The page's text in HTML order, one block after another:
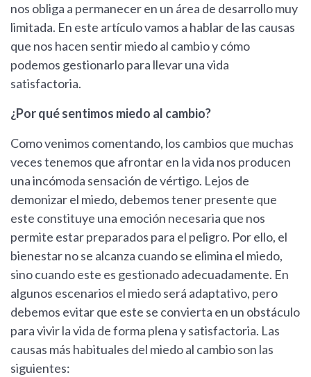
nos obliga a permanecer en un área de desarrollo muy
limitada. En este artículo vamos a hablar de las causas
que nos hacen sentir miedo al cambio y cómo
podemos gestionarlo para llevar una vida
satisfactoria.
¿Por qué sentimos miedo al cambio?
Como venimos comentando, los cambios que muchas
veces tenemos que afrontar en la vida nos producen
una incómoda sensación de vértigo. Lejos de
demonizar el miedo, debemos tener presente que
este constituye una emoción necesaria que nos
permite estar preparados para el peligro. Por ello, el
bienestar no se alcanza cuando se elimina el miedo,
sino cuando este es gestionado adecuadamente. En
algunos escenarios el miedo será adaptativo, pero
debemos evitar que este se convierta en un obstáculo
para vivir la vida de forma plena y satisfactoria. Las
causas más habituales del miedo al cambio son las
siguientes: